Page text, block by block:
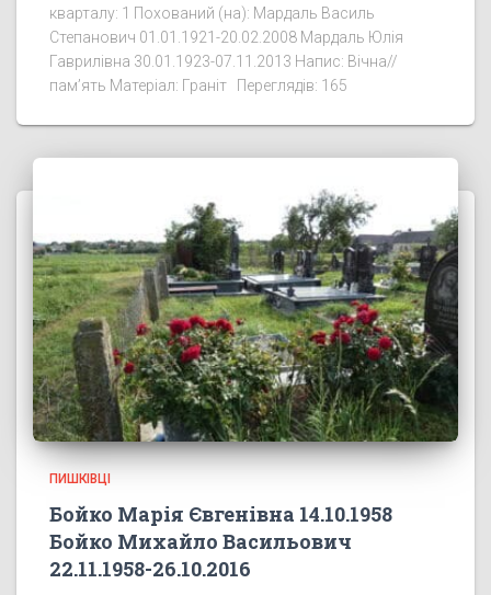
кварталу: 1 Похований (на): Мардаль Василь
Степанович 01.01.1921-20.02.2008 Мардаль Юлія
Гаврилівна 30.01.1923-07.11.2013 Напис: Вічна//
пам’ять Матеріал: Граніт Переглядів: 165
ПИШКІВЦІ
Бойко Марія Євгенівна 14.10.1958
Бойко Михайло Васильович
22.11.1958-26.10.2016